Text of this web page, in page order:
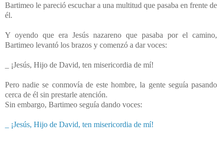
Bartimeo le pareció escuchar a una multitud que pasaba en frente de
él.
Y oyendo que era Jesús nazareno que pasaba por el camino,
Bartimeo levantó los brazos y comenzó a dar voces:
_ ¡Jesús, Hijo de David, ten misericordia de mí!
Pero nadie se conmovía de este hombre, la gente seguía pasando
cerca de él sin prestarle atención.
Sin embargo, Bartimeo seguía dando voces:
_ ¡Jesús, Hijo de David, ten misericordia de mí!